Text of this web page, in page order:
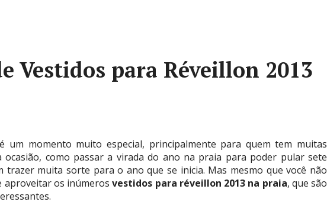
Vestidos para Réveillon 2013
um momento muito especial, principalmente para quem tem muitas
ocasião, como passar a virada do ano na praia para poder pular sete
trazer muita sorte para o ano que se inicia. Mas mesmo que você não
aproveitar os inúmerosvestidos para réveillon 2013 na praia, que são